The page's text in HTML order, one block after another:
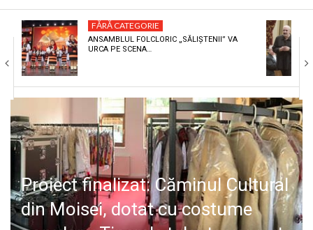
CULTURA
ECONOMIE
SANATATE
SPORT
SPECIAL
POLITIC
LIFE
FĂRĂ CATEGORIE
ANSAMBLUL FOLCLORIC „SĂLIȘTENII” VA
URCA PE SCENA…
Proiect finalizat: Căminul Cultural
din Moisei, dotat cu costume